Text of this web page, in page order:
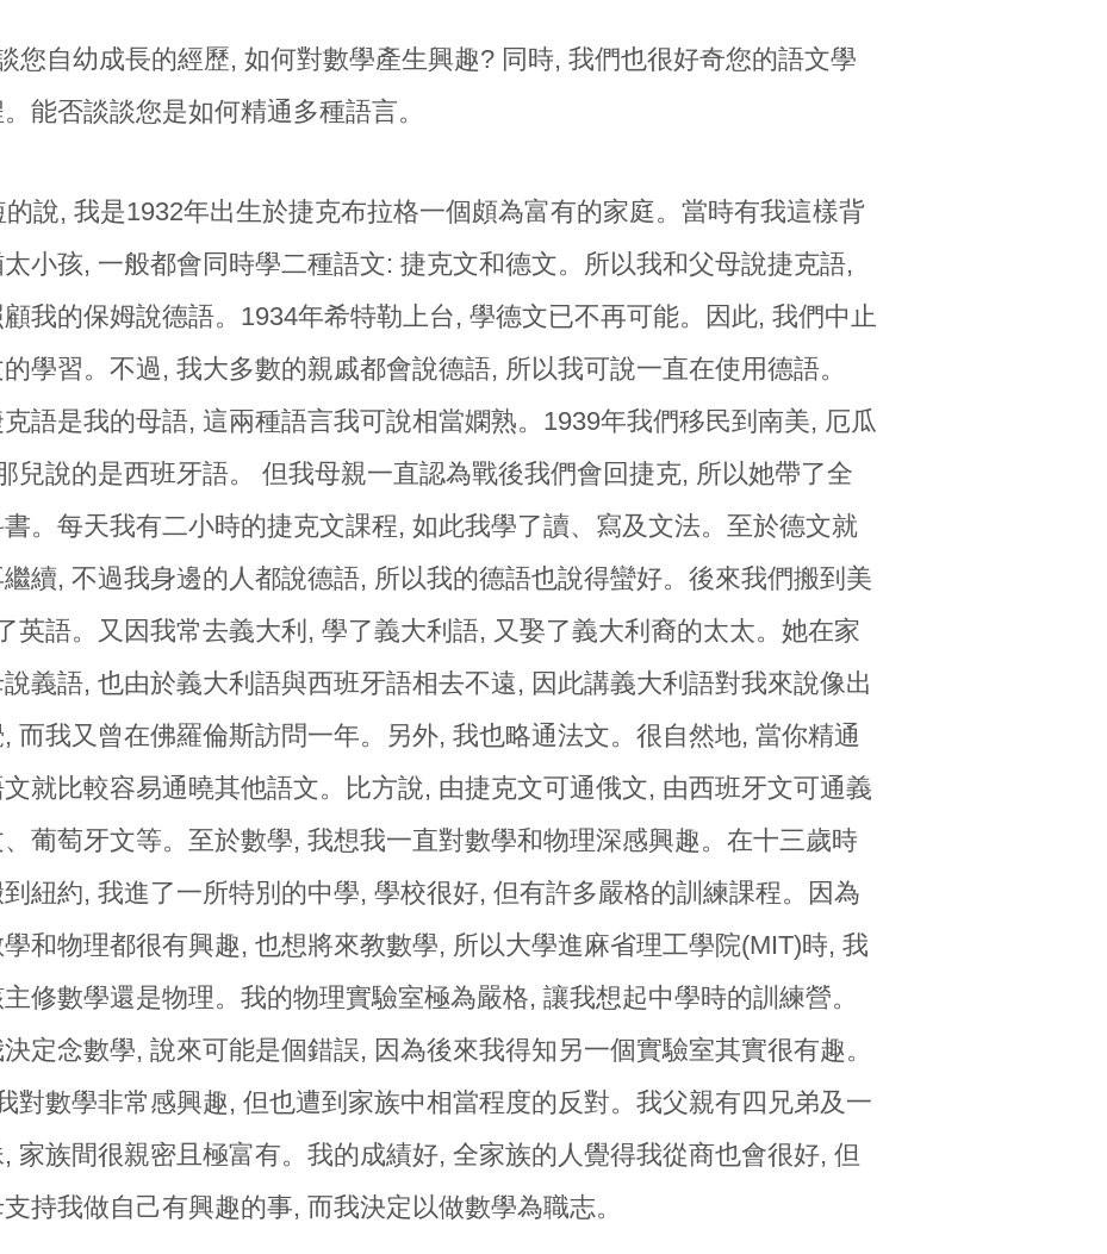
您自幼成長的經歷, 如何對數學產生興趣? 同時, 我們也很好奇您的語文學
能否談談您是如何精通多種語言。
的說, 我是1932年出生於捷克布拉格一個頗為富有的家庭。當時有我這樣背
小孩, 一般都會同時學二種語文: 捷克文和德文。所以我和父母說捷克語,
我的保姆說德語。1934年希特勒上台, 學德文已不再可能。因此, 我們中止
學習。不過, 我大多數的親戚都會說德語, 所以我可說一直在使用德語。
語是我的母語, 這兩種語言我可說相當嫻熟。1939年我們移民到南美, 厄瓜
兒說的是西班牙語。 但我母親一直認為戰後我們會回捷克, 所以她帶了全
。每天我有二小時的捷克文課程, 如此我學了讀、寫及文法。至於德文就
續, 不過我身邊的人都說德語, 所以我的德語也說得蠻好。後來我們搬到美
英語。又因我常去義大利, 學了義大利語, 又娶了義大利裔的太太。她在家
義語, 也由於義大利語與西班牙語相去不遠, 因此講義大利語對我來說像出
而我又曾在佛羅倫斯訪問一年。另外, 我也略通法文。很自然地, 當你精通
就比較容易通曉其他語文。比方說, 由捷克文可通俄文, 由西班牙文可通義
葡萄牙文等。至於數學, 我想我一直對數學和物理深感興趣。在十三歲時
紐約, 我進了一所特別的中學, 學校很好, 但有許多嚴格的訓練課程。因為
和物理都很有興趣, 也想將來教數學, 所以大學進麻省理工學院(MIT)時, 我
修數學還是物理。我的物理實驗室極為嚴格, 讓我想起中學時的訓練營。
定念數學, 說來可能是個錯誤, 因為後來我得知另一個實驗室其實很有趣。
對數學非常感興趣, 但也遭到家族中相當程度的反對。我父親有四兄弟及一
家族間很親密且極富有。我的成績好, 全家族的人覺得我從商也會很好, 但
持我做自己有興趣的事, 而我決定以做數學為職志。